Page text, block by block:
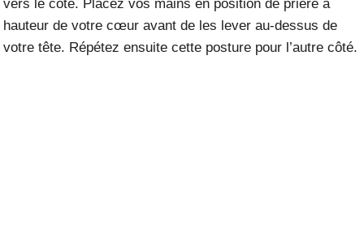
vers le côté. Placez vos mains en position de prière à
hauteur de votre cœur avant de les lever au-dessus de
votre tête. Répétez ensuite cette posture pour l’autre côté.